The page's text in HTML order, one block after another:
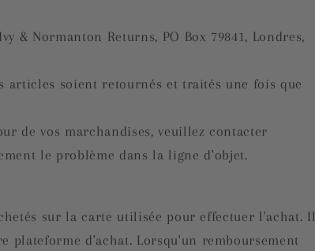
& Normanton Returns, PO Box 79841, Londres,
articles soient retournés et traités une fois que
de vos marchandises, veuillez contacter
le problème dans la ligne d'objet.
sur la carte utilisée pour effectuer l'achat. Il
plateforme d'achat. Lorsqu'un remboursement